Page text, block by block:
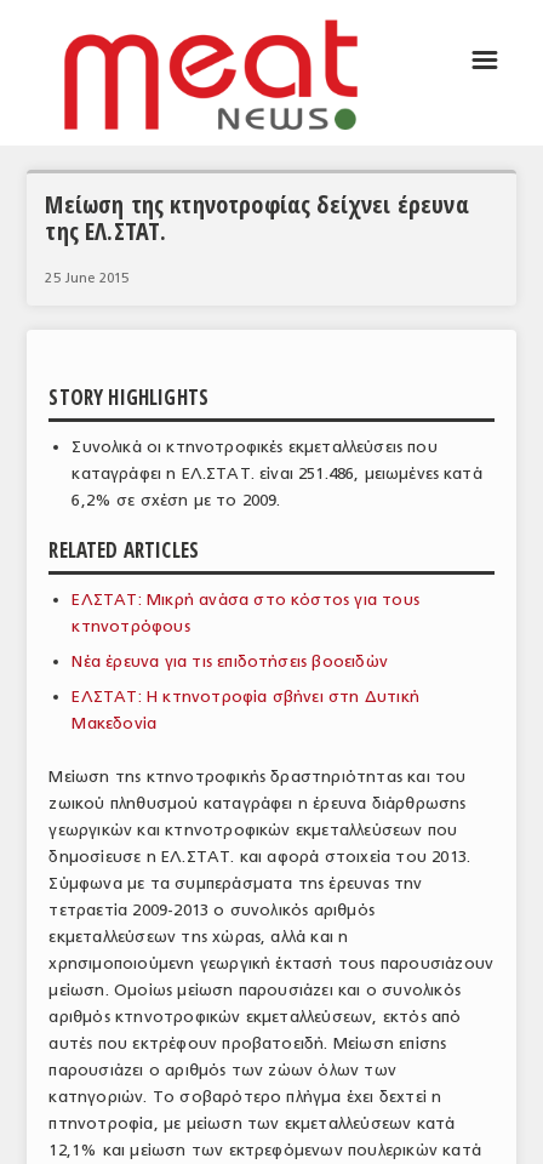
ΣΥΝΕΝΤΕΥΞΕΙΣ
ΘΕΜΑΤΑ
ΕΥΡΩΠΑΪΚΕΣ ΑΠΟΦΑΣΕΙΣ
ΑΝΑΛΥΣΕΙΣ
ΕΜΠΟΡΙΚΟΣ ΚΑΤΑΛΟΓΟΣ
ΠΑΡΑΓΩΓΗ & ΕΜΠΟΡΙΑ
ΣΦΑΓΕΙΑ
ΠΡΩΤΕΣ ΥΛΕΣ
ΕΞΟΠΛΙΣΜΟΣ
ΥΠΗΡΕΣΙΕΣ
ΕΜΠΟΡΙΚΟΙ ΑΝΤΙΠΡΟΣΩΠΟΙ
ΝΟΜΟΘΕΣΙΑ
ΕΛΛΗΝΙΚΗ ΝΟΜΟΘΕΣΙΑ
ΕΥΡΩΠΑΪΚΗ ΝΟΜΟΘΕΣΙΑ
ΤΟ ΠΕΡΙΟΔΙΚΟ
Profile
☰
Μείωση της κτηνοτροφίας δείχνει έρευνα
της ΕΛ.ΣΤΑΤ.
25 June 2015
STORY HIGHLIGHTS
Συνολικά οι κτηνοτροφικές εκμεταλλεύσεις που
καταγράφει η ΕΛ.ΣΤΑΤ. είναι 251.486, μειωμένες κατά
6,2% σε σχέση με το 2009.
RELATED ARTICLES
ΕΛΣΤΑΤ: Μικρή ανάσα στο κόστος για τους
κτηνοτρόφους
Νέα έρευνα για τις επιδοτήσεις βοοειδών
ΕΛΣΤΑΤ: Η κτηνοτροφία σβήνει στη Δυτική
Μακεδονία
Μείωση της κτηνοτροφικής δραστηριότητας και του
ζωικού πληθυσμού καταγράφει η έρευνα διάρθρωσης
γεωργικών και κτηνοτροφικών εκμεταλλεύσεων που
δημοσίευσε η ΕΛ.ΣΤΑΤ. και αφορά στοιχεία του 2013.
Σύμφωνα με τα συμπεράσματα της έρευνας την
τετραετία 2009-2013 ο συνολικός αριθμός
εκμεταλλεύσεων της χώρας, αλλά και η
χρησιμοποιούμενη γεωργική έκτασή τους παρουσιάζουν
μείωση. Ομοίως μείωση παρουσιάζει και ο συνολικός
αριθμός κτηνοτροφικών εκμεταλλεύσεων, εκτός από
αυτές που εκτρέφουν προβατοειδή. Μείωση επίσης
παρουσιάζει ο αριθμός των ζώων όλων των
κατηγοριών. Το σοβαρότερο πλήγμα έχει δεχτεί η
πτηνοτροφία, με μείωση των εκμεταλλεύσεων κατά
12,1% και μείωση των εκτρεφόμενων πουλερικών κατά